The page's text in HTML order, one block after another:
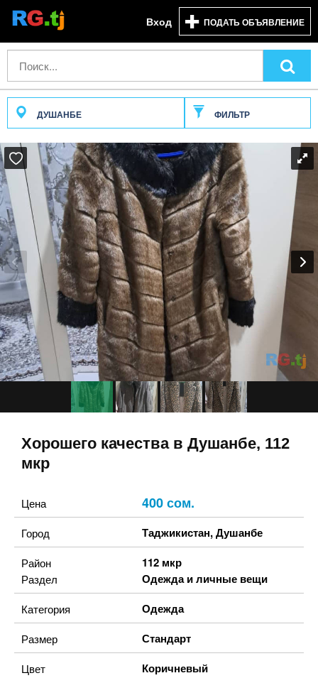
Вход ПОДАТЬ ОБЪЯВЛЕНИЕ
ДУШАНБЕ ФИЛЬТР
Хорошего качества в Душанбе, 112
мкр
Цена 400 сом.
Город Таджикистан,Душанбе
Район 112 мкр
Раздел Одежда и личные вещи
Категория Одежда
Размер Стандарт
Цвет Коричневый